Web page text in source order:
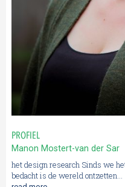
PROFIEL
Manon Mostert-van der Sar
het design research Sinds we
bedacht is de wereld ontzetten...